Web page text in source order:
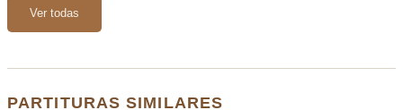
Ver todas
PARTITURAS SIMILARES